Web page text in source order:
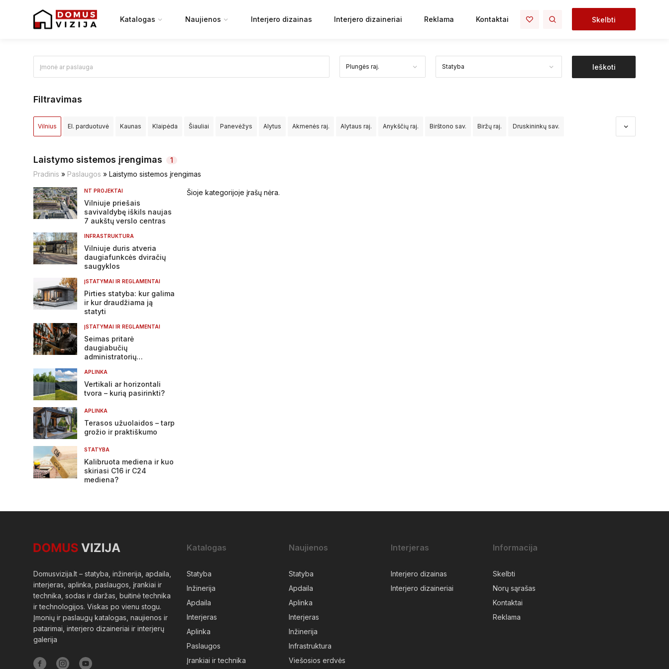
Katalogas Naujienos Interjero dizainas Interjero dizaineriai Reklama Kontaktai Skelbti
Ieškoti
Filtravimas
Vilnius El. parduotuvė Kaunas Klaipėda Šiauliai Panevėžys Alytus Akmenės raj. Alytaus raj. Anykščių raj. Birštono sav. Biržų raj. Druskininkų sav.
Kretingos raj. Kupiškio raj. Lazdijų raj. Marijampolės sav.
Pasvalio raj. Plungės raj. Radviliškio raj. Raseinių raj. Rietavo sav.
Širvintų raj. Švenčionių raj. Tauragės raj.
Laistymo sistemos įrengimas
1
Pradinis » Paslaugos » Laistymo sistemos įrengimas
NT PROJEKTAI
Vilniuje priešais
savivaldybę iškils naujas
7 aukštų verslo centras
INFRASTRUKTURA
Vilniuje duris atveria
daugiafunkcės dviračių
saugyklos
ĮSTATYMAI IR REGLAMENTAI
Pirties statyba: kur galima
ir kur draudžiama ją
statyti
ĮSTATYMAI IR REGLAMENTAI
Seimas pritarė
daugiabučių
administratorių
APLINKA
Vertikali ar horizontali
tvora – kurią pasirinkti?
APLINKA
Terasos užuolaidos – tarp
grožio ir praktiškumo
STATYBA
Kalibruota mediena ir kuo
skiriasi C16 ir C24
mediena?
Šioje kategorijoje įrašų nėra.
Domusvizija.lt – statyba, inžinerija, apdaila,
interjeras, aplinka, paslaugos, įrankiai ir
technika, sodas ir daržas, buitinė technika
ir technologijos. Viskas po vienu stogu.
Įmonių ir paslaugų katalogas, naujienos ir
patarimai, interjero dizaineriai ir interjerų
galerija
Katalogas
Statyba
Inžinerija
Apdaila
Interjeras
Aplinka
Paslaugos
Įrankiai ir technika
Naujienos
Statyba
Apdaila
Aplinka
Interjeras
Inžinerija
Infrastruktura
Viešosios erdvės
Interjeras
Interjero dizainas
Interjero dizaineriai
Informacija
Skelbti
Norų sąrašas
Kontaktai
Reklama